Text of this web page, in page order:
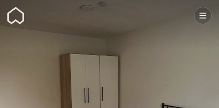
Wunderflats